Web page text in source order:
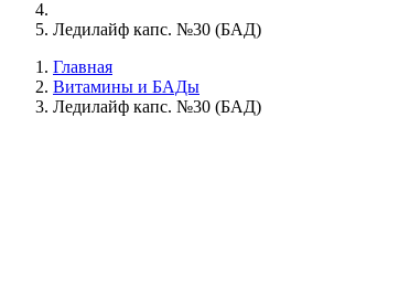
Ледилайф капс. №30 (БАД)
Главная
Витамины и БАДы
Ледилайф капс. №30 (БАД)